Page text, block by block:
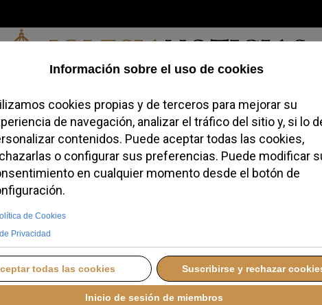
Viernes, 07 de agosto de 2026
Blogs Temas Buscar #JovenesConFe Podcast
mensaje de
a la cárcel de
ESPAÑA MARTES, 09 JUNIO 2026 18:44